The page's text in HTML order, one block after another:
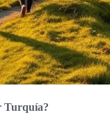
Turquía?